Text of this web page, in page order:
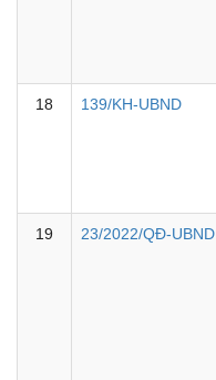
18 139/KH-UBND
19 23/2022/QĐ-UBND